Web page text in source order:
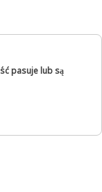
pasuje lub są